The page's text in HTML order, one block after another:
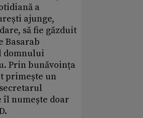
a
ajunge,
să fie găzduit
Basarab
domnului
Prin bunăvoința
primește un
numește doar